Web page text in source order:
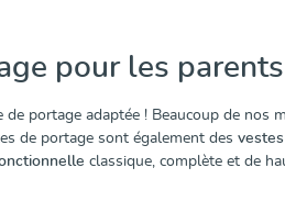
pour les
portage adaptée ! Beaucoup de nos
de portage sont également des
classique, complète et de